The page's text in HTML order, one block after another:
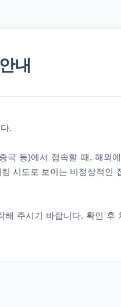
내
.
국 등)에서 접속할 때, 해외
시도로 보이는 비정상적인
주시기 바랍니다. 확인 후